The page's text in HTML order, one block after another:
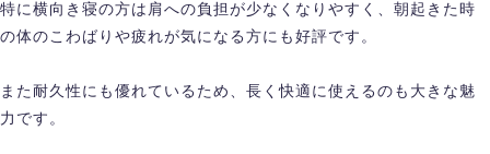
特に横向き寝の方は肩への負担が少なくなりやすく、朝起きた時
の体のこわばりや疲れが気になる方にも好評です。
また耐久性にも優れているため、長く快適に使えるのも大きな魅
力です。